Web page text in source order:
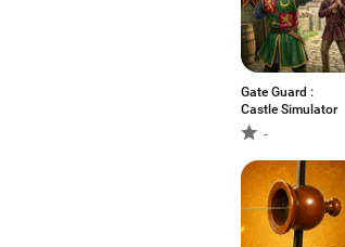
Gate Guard :
Castle Simulator
-